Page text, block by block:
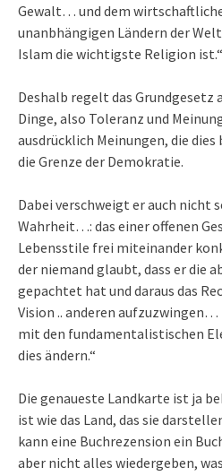
Gewalt… und dem
unanbhängigen Ländern der
Islam die wichtigste Religion ist.“
Deshalb regelt das Grundgesetz
Dinge, also Toleranz und
ausdrücklich Meinungen, die
die Grenze der Demokratie.
Dabei verschweigt er auch nicht
Wahrheit…: das einer offenen
Lebensstile frei miteinander
der niemand glaubt, dass er die
gepachtet hat und daraus das
Vision .. anderen
mit den fundamentalistischen
dies ändern.“
Die genaueste Landkarte ist ja
ist wie das Land, das sie
kann eine Buchrezension ein
aber nicht alles wiedergeben,